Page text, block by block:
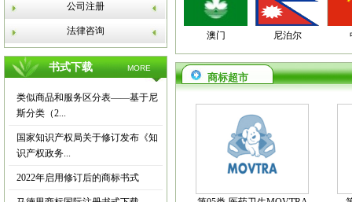
公司注册
法律咨询
书式下载 MORE
类似商品和服务区分表——基于尼
斯分类（2...
国家知识产权局关于修订发布《知
识产权政务...
2022年启用修订后的商标书式
澳门 尼泊尔
商标超市